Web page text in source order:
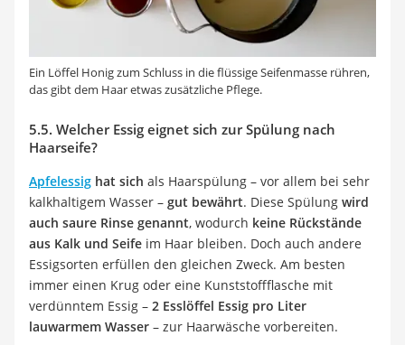
Ein Löffel Honig zum Schluss in die flüssige Seifenmasse rühren,
das gibt dem Haar etwas zusätzliche Pflege.
5.5. Welcher Essig eignet sich zur Spülung nach
Haarseife?
Apfelessig hat sich als Haarspülung – vor allem bei sehr
kalkhaltigem Wasser – gut bewährt. Diese Spülung wird
auch saure Rinse genannt, wodurch keine Rückstände
aus Kalk und Seife im Haar bleiben. Doch auch andere
Essigsorten erfüllen den gleichen Zweck. Am besten
immer einen Krug oder eine Kunststoffflasche mit
verdünntem Essig – 2 Esslöffel Essig pro Liter
lauwarmem Wasser – zur Haarwäsche vorbereiten.